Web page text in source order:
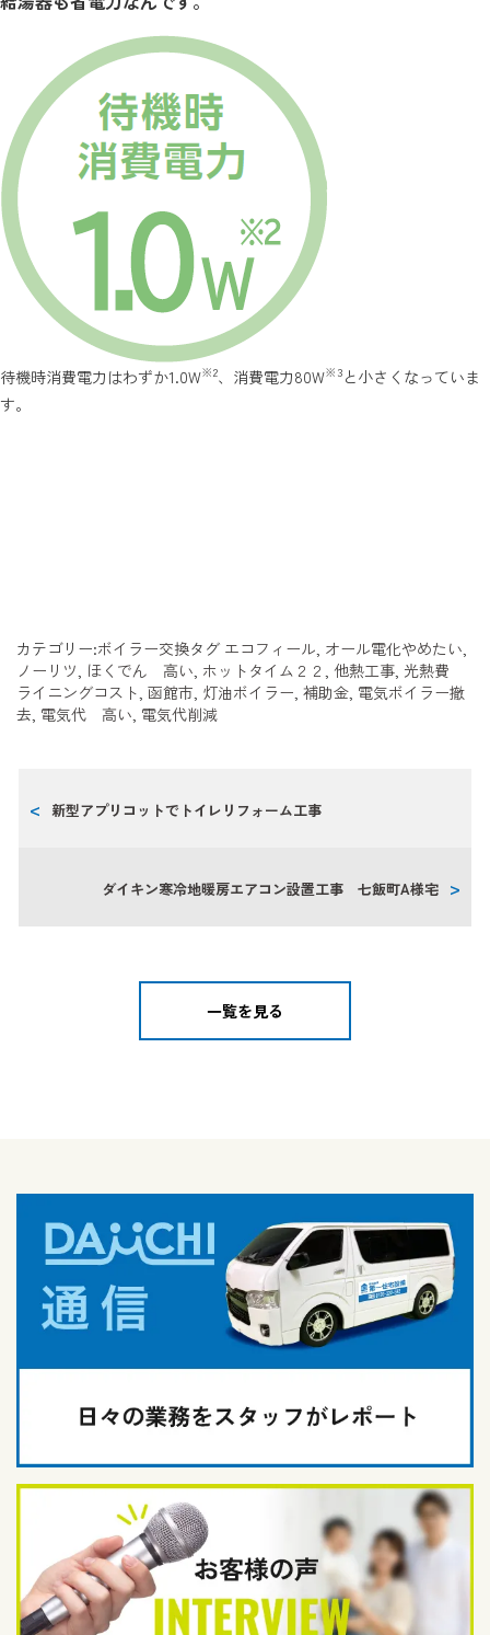
待機時消費電力はわずか1.0W※2、消費電力80W※3 と小さくなっていま
す。
カテゴリー:ボイラー交換タグ エコフィール オール電化やめたい
ノーリツ ほくでん 高い ホットタイム２２ 他熱工事 光熱費
ライニングコスト 函館市 灯油ボイラー 補助金 電気ボイラー撤
去 電気代 高い 電気代削減
新型アプリコットでトイレリフォーム工事
ダイキン寒冷地暖房エアコン設置工事 七飯町A様宅
一覧を見る